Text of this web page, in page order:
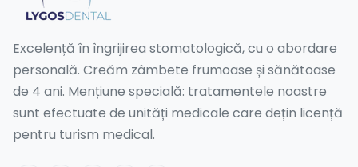
Excelență în îngrijirea stomatologică, cu o abordare
personală. Creăm zâmbete frumoase și sănătoase
de 4 ani. Mențiune specială: tratamentele noastre
sunt efectuate de unități medicale care dețin licență
pentru turism medical.